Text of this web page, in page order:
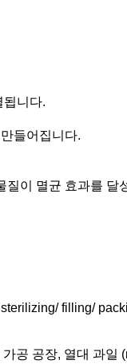
됩니다.
들어집니다.
이 멸균 효과를 달
filling/
공 공장, 열대 과일